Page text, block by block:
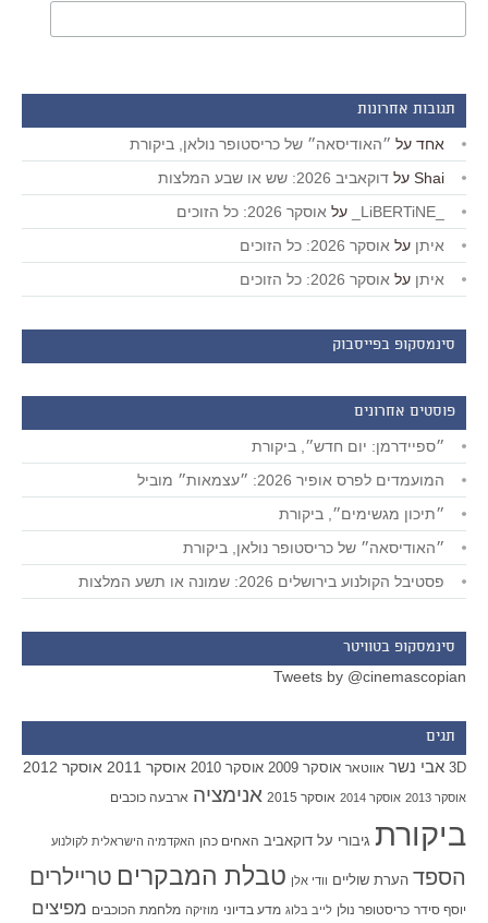
תגובות אחרונות
אחד על ״האודיסאה״ של כריסטופר נולאן, ביקורת
Shai על דוקאביב 2026: שש או שבע המלצות
על אוסקר 2026: כל הזוכים
איתן על אוסקר 2026: כל הזוכים
איתן על אוסקר 2026: כל הזוכים
סינמסקופ בפייסבוק
פוסטים אחרונים
״ספיידרמן: יום חדש״, ביקורת
המועמדים לפרס אופיר 2026: ״עצמאות״ מוביל
״תיכון מגשימים״, ביקורת
״האודיסאה״ של כריסטופר נולאן, ביקורת
פסטיבל הקולנוע בירושלים 2026: שמונה או תשע המלצות
סינמסקופ בטוויטר
Tweets by @cinemascopian
תגים
3D אבי נשר אווטאר אוסקר 2009 אוסקר 2010 אוסקר 2011 אוסקר 2012
אוסקר 2013 אוסקר 2014 אוסקר 2015 אנימציה ארבעה כוכבים
ביקורת גיבורי על דוקאביב האחים כהן האקדמיה הישראלית לקולנוע
הספד הערת שוליים וודי אלן טבלת המבקרים טריילרים
יוסף סידר כריסטופר נולן לייב בלוג מדע בדיוני מוזיקה מלחמת הכוכבים מפיצים